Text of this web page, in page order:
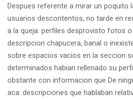
Despues referente a mirar un poquito
usuarios descontentos, no tarde en
a la queja: perfiles desprovisto fotos
descripcion chapucera, banal o
sobre espacios vacios en la seccion
determinados habian rellenado su
obstante con informacion que De
aca: descripciones que hablaban